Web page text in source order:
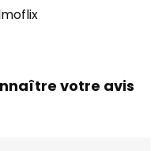
votre avis